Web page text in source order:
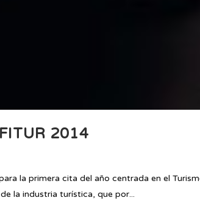
2014
la primera cita del año centrada en el
la industria turística, que por...